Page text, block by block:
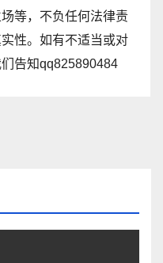
等，不负任何法律责
性。如有不适当或对
告知qq825890484